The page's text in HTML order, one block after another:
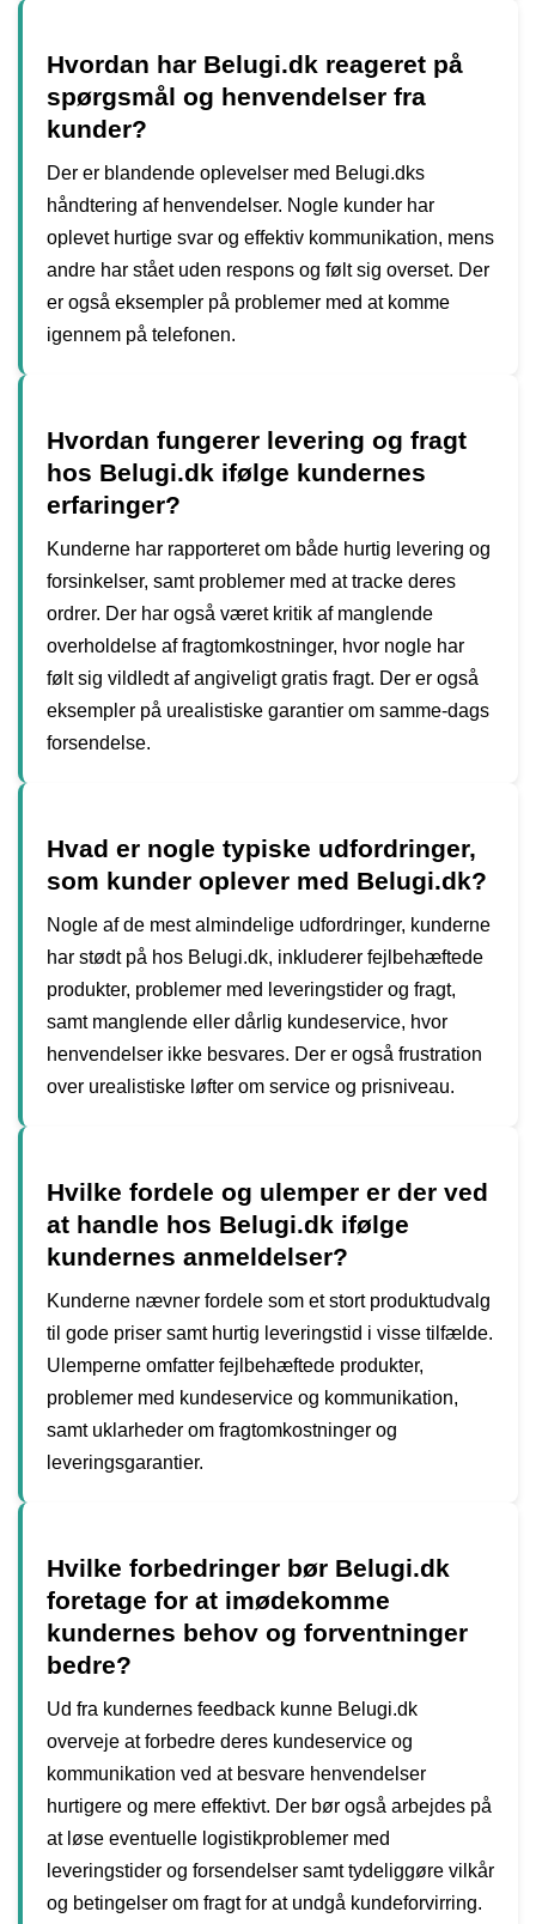
Hvordan har Belugi.dk reageret på
spørgsmål og henvendelser fra
kunder?
Der er blandende oplevelser med Belugi.dks
håndtering af henvendelser. Nogle kunder har
oplevet hurtige svar og effektiv kommunikation, mens
andre har stået uden respons og følt sig overset. Der
er også eksempler på problemer med at komme
igennem på telefonen.
Hvordan fungerer levering og fragt
hos Belugi.dk ifølge kundernes
erfaringer?
Kunderne har rapporteret om både hurtig levering og
forsinkelser, samt problemer med at tracke deres
ordrer. Der har også været kritik af manglende
overholdelse af fragtomkostninger, hvor nogle har
følt sig vildledt af angiveligt gratis fragt. Der er også
eksempler på urealistiske garantier om samme-dags
forsendelse.
Hvad er nogle typiske udfordringer,
som kunder oplever med Belugi.dk?
Nogle af de mest almindelige udfordringer, kunderne
har stødt på hos Belugi.dk, inkluderer fejlbehæftede
produkter, problemer med leveringstider og fragt,
samt manglende eller dårlig kundeservice, hvor
henvendelser ikke besvares. Der er også frustration
over urealistiske løfter om service og prisniveau.
Hvilke fordele og ulemper er der ved
at handle hos Belugi.dk ifølge
kundernes anmeldelser?
Kunderne nævner fordele som et stort produktudvalg
til gode priser samt hurtig leveringstid i visse tilfælde.
Ulemperne omfatter fejlbehæftede produkter,
problemer med kundeservice og kommunikation,
samt uklarheder om fragtomkostninger og
leveringsgarantier.
Hvilke forbedringer bør Belugi.dk
foretage for at imødekomme
kundernes behov og forventninger
bedre?
Ud fra kundernes feedback kunne Belugi.dk
overveje at forbedre deres kundeservice og
kommunikation ved at besvare henvendelser
hurtigere og mere effektivt. Der bør også arbejdes på
at løse eventuelle logistikproblemer med
leveringstider og forsendelser samt tydeliggøre vilkår
og betingelser om fragt for at undgå kundeforvirring.